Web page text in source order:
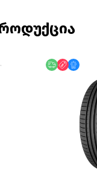
უფასო